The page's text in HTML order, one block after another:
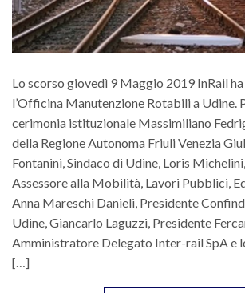
Lo scorso giovedì 9 Maggio 2019 InRail
l’Officina Manutenzione Rotabili a Udine.
cerimonia istituzionale Massimiliano
della Regione Autonoma Friuli Venezia
Fontanini, Sindaco di Udine, Loris
Assessore alla Mobilità, Lavori Pubblici,
Anna Mareschi Danieli, Presidente
Udine, Giancarlo Laguzzi, Presidente
Amministratore Delegato Inter-rail SpA e
[…]